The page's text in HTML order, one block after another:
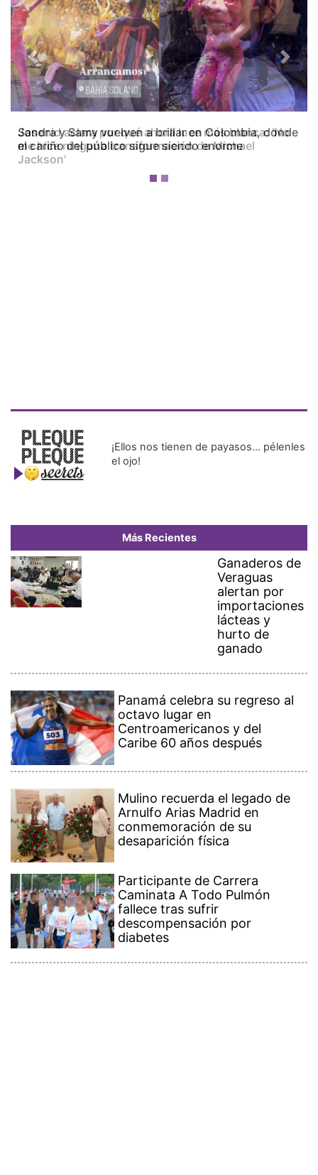
Josenid aclara por qué ahora luce más blanca: 'No
me hice ninguna transformación de Michael
Jackson'
Previous Next
¡Ellos nos tienen de payasos… pélenles
el ojo!
Más Recientes
Ganaderos de
Veraguas
alertan por
importaciones
lácteas y
hurto de
ganado
Panamá celebra su regreso al
octavo lugar en
Centroamericanos y del
Caribe 60 años después
Mulino recuerda el legado de
Arnulfo Arias Madrid en
conmemoración de su
desaparición física
Participante de Carrera
Caminata A Todo Pulmón
fallece tras sufrir
descompensación por
diabetes